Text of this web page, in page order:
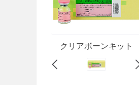
クリアボーンキット